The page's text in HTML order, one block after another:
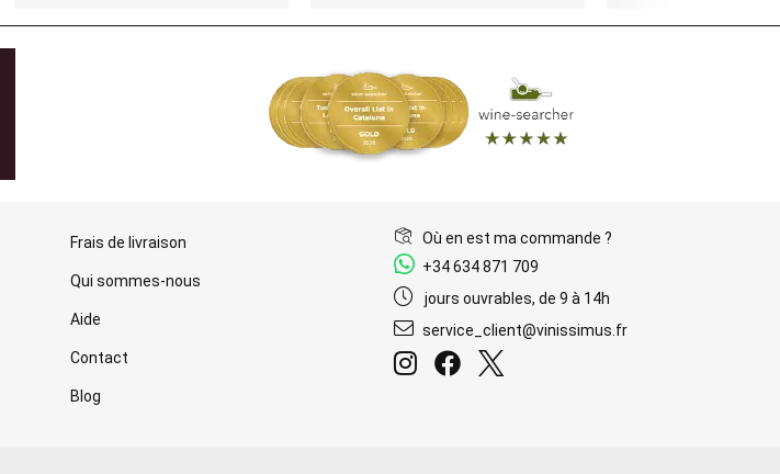
Frais de livraison
Qui sommes-nous
Aide
Contact
Blog
Où en est ma commande ?
+34 634 871 709
jours ouvrables, de 9 à 14h
service_client@vinissimus.fr